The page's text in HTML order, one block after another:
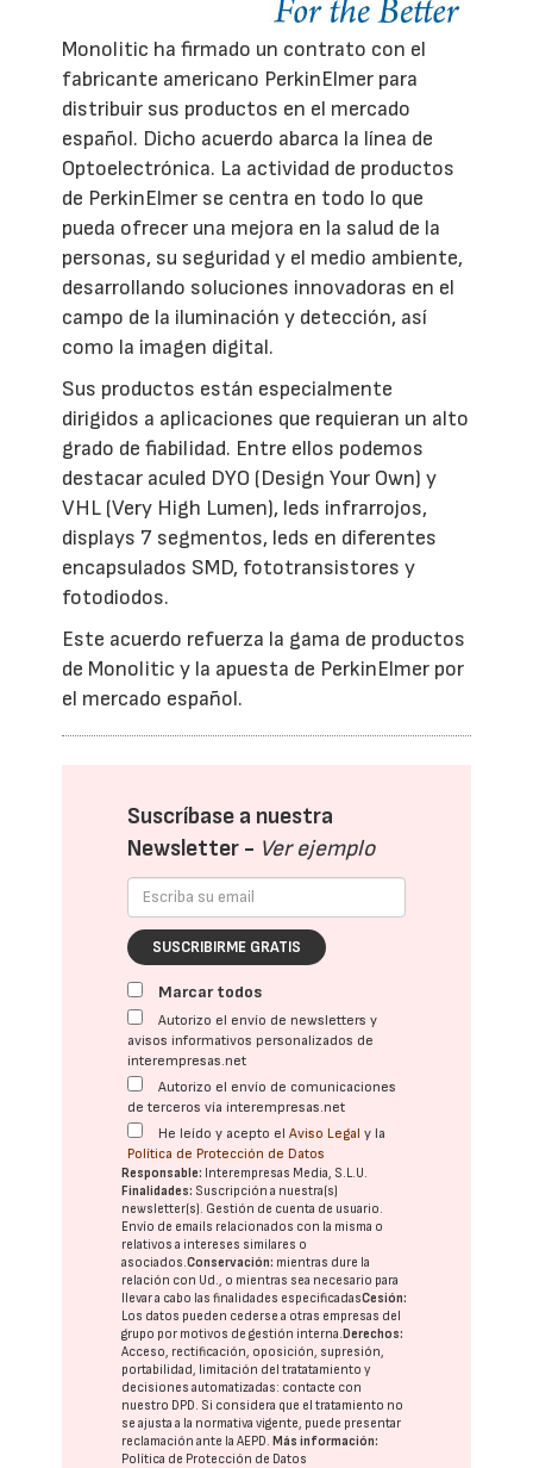
Monolitic ha firmado un contrato con el
fabricante americano PerkinElmer para
distribuir sus productos en el mercado
español. Dicho acuerdo abarca la línea de
Optoelectrónica. La actividad de productos
de PerkinElmer se centra en todo lo que
pueda ofrecer una mejora en la salud de la
personas, su seguridad y el medio ambiente,
desarrollando soluciones innovadoras en el
campo de la iluminación y detección, así
como la imagen digital.
Sus productos están especialmente
dirigidos a aplicaciones que requieran un alto
grado de fiabilidad. Entre ellos podemos
destacar aculed DYO (Design Your Own) y
VHL (Very High Lumen), leds infrarrojos,
displays 7 segmentos, leds en diferentes
encapsulados SMD, fototransistores y
fotodiodos.
Este acuerdo refuerza la gama de productos
de Monolitic y la apuesta de PerkinElmer por
el mercado español.
Suscríbase a nuestra
Newsletter - Ver ejemplo
SUSCRIBIRME GRATIS
Marcar todos
Autorizo el envío de newsletters y
avisos informativos personalizados de
interempresas.net
Autorizo el envío de comunicaciones
de terceros vía interempresas.net
He leído y acepto elAviso Legal y la
Política de Protección de Datos
Responsable: Interempresas Media, S.L.U.
Finalidades: Suscripción a nuestra(s)
newsletter(s). Gestión de cuenta de usuario.
Envío de emails relacionados con la misma o
relativos a intereses similares o
asociados.Conservación: mientras dure la
relación con Ud., o mientras sea necesario para
llevar a cabo las finalidades especificadasCesión:
Los datos pueden cederse a otras empresas del
grupo por motivos de gestión interna.Derechos:
Acceso, rectificación, oposición, supresión,
portabilidad, limitación del tratatamiento y
decisiones automatizadas: contacte con
nuestro DPD . Si considera que el tratamiento no
se ajusta a la normativa vigente, puede presentar
reclamación ante laAEPD .Más información:
Política de Protección de Datos